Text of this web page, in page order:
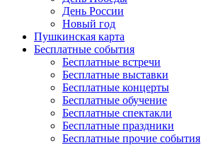
День России
Новый год
Пушкинская карта
Бесплатные события
Бесплатные встречи
Бесплатные выставки
Бесплатные концерты
Бесплатные обучение
Бесплатные спектакли
Бесплатные праздники
Бесплатные прочие события